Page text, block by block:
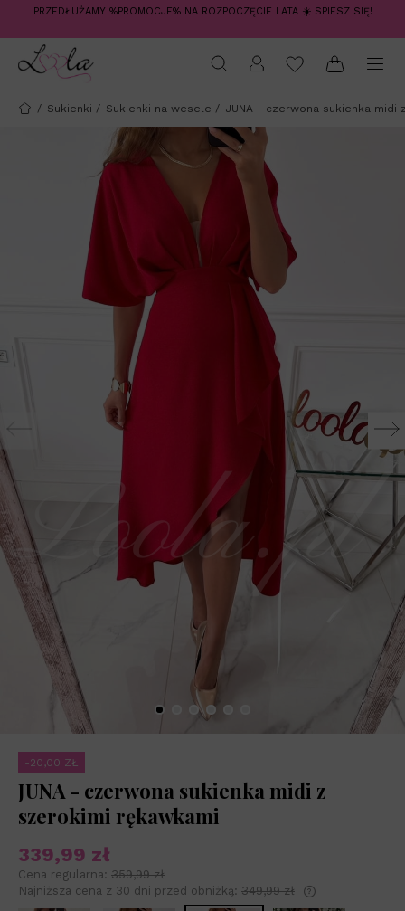
PRZEDŁUŻAMY %PROMOCJE% NA ROZPOCZĘCIE LATA ☀️ SPIESZ SIĘ!
/ Sukienki / Sukienki na wesele / JUNA - czerwona sukienka midi
-20,00 ZŁ
JUNA - czerwona sukienka midi z
szerokimi rękawkami
339,99 zł
Cena regularna: 359,99 zł
Najniższa cena z 30 dni przed obniżką: 349,99 zł